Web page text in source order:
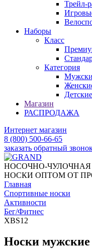
Трейл-
Наборы
Класс
Категория
Детские
Магазин
РАСПРОДАЖА
Интернет магазин
8 (800) 500-66-65
заказать обратный
НОСОЧНО-ЧУЛОЧНАЯ
НОСКИ ОПТОМ ОТ
Главная
Спортивные носки
Активности
Бег/Фитнес
XBS12
Носки мужские